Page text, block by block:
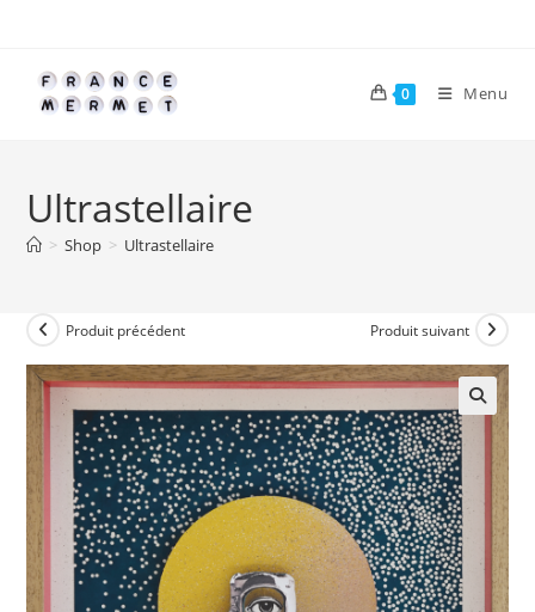
content
0 Menu
Ultrastellaire
> Shop > Ultrastellaire
Produit précédent Produit suivant